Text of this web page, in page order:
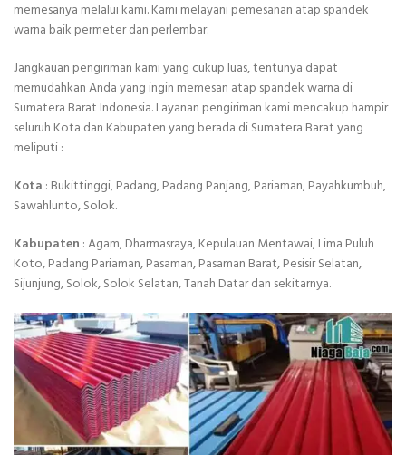
memesanya melalui kami. Kami melayani pemesanan atap spandek
warna baik permeter dan perlembar.
Jangkauan pengiriman kami yang cukup luas, tentunya dapat
memudahkan Anda yang ingin memesan atap spandek warna di
Sumatera Barat Indonesia. Layanan pengiriman kami mencakup hampir
seluruh Kota dan Kabupaten yang berada di Sumatera Barat yang
meliputi :
Kota : Bukittinggi, Padang, Padang Panjang, Pariaman, Payahkumbuh,
Sawahlunto, Solok.
Kabupaten : Agam, Dharmasraya, Kepulauan Mentawai, Lima Puluh
Koto, Padang Pariaman, Pasaman, Pasaman Barat, Pesisir Selatan,
Sijunjung, Solok, Solok Selatan, Tanah Datar dan sekitarnya.